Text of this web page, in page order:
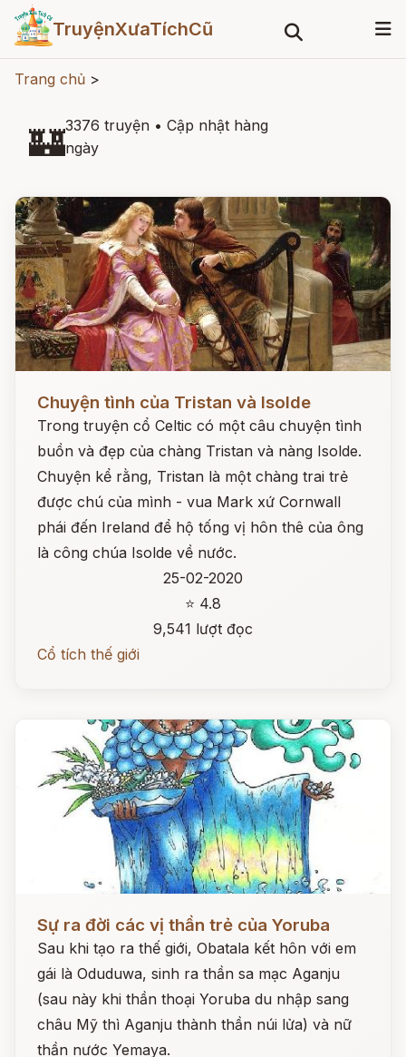
TruyệnXưaTíchCũ
Trang chủ >
🏰3376 truyện • Cập nhật hàng
ngày
Chuyện tình của Tristan và Isolde
Trong truyện cổ Celtic có một câu chuyện tình
buồn và đẹp của chàng Tristan và nàng Isolde.
Chuyện kể rằng, Tristan là một chàng trai trẻ
được chú của mình - vua Mark xứ Cornwall
phái đến Ireland để hộ tống vị hôn thê của ông
là công chúa Isolde về nước.
25-02-2020
⭐ 4.8
9,541 lượt đọc
Cổ tích thế giới
Sự ra đời các vị thần trẻ của Yoruba
Sau khi tạo ra thế giới, Obatala kết hôn với em
gái là Oduduwa, sinh ra thần sa mạc Aganju
(sau này khi thần thoại Yoruba du nhập sang
châu Mỹ thì Aganju thành thần núi lửa) và nữ
thần nước Yemaya.